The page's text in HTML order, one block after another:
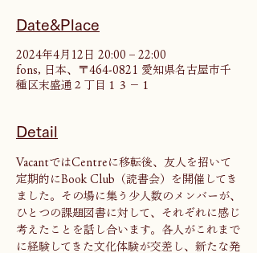
Date&Place
2024年4月12日 20:00 – 22:00
fons, 日本、〒464-0821 愛知県名古屋市千
種区末盛通２丁目１３−１
Detail
VacantではCentreに移転後、友人を招いて
定期的にBook Club（読書会）を開催してき
ました。その場に集う少人数のメンバーが、
ひとつの課題図書に対して、それぞれに感じ
考えたことを話し合います。各人がこれまで
に経験してきた文化体験が交差し、新たな発